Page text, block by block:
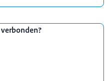
meerjarenplan. Ja
de komende jaren?